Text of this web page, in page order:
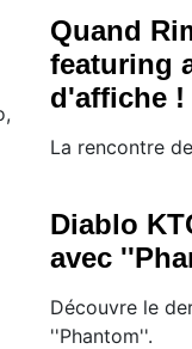
Quand
featuring
d'affiche !
La rencontre
Diablo
avec
Découvre le
''Phantom''.